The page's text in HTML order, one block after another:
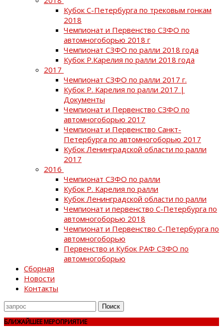
Кубок С-Петербурга по трековым гонкам
2018
Чемпионат и Первенство СЗФО по
автомногоборью 2018 г
Чемпионат СЗФО по ралли 2018 года
Кубок Р.Карелия по ралли 2018 года
2017
Чемпионат СЗФО по ралли 2017 г.
Кубок Р. Карелия по ралли 2017 |
Документы
Чемпионат и Первенство СЗФО по
автомногоборью 2017
Чемпионат и Первенство Санкт-
Петербурга по автомногоборью 2017
Кубок Ленинградской области по ралли
2017
2016
Чемпионат СЗФО по ралли
Кубок Р. Карелия по ралли
Кубок Ленинградской области по ралли
Чемпионат и первенство С-Петербурга по
автомногоборью 2018
Чемпионат и Первенство С-Петербурга по
автомногоборью
Первенство и Кубок РАФ СЗФО по
автомногоборью
Сборная
Новости
Контакты
Поиск
для
БЛИЖАЙШЕЕ МЕРОПРИЯТИЕ